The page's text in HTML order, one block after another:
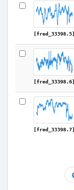
[fred_33398.5]
[fred_33398.6]
[fred_33398.7]